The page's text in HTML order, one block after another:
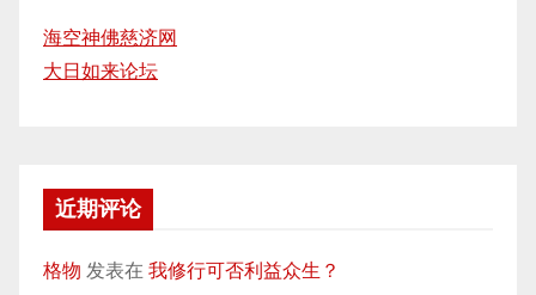
海空神佛慈济网
大日如来论坛
近期评论
格物 发表在 我修行可否利益众生？